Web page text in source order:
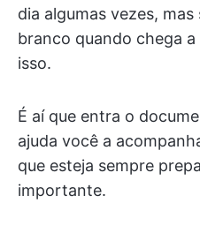
dia algumas vezes,
branco quando chega
isso.
É aí que entra o
ajuda você a
que esteja sempre
importante.